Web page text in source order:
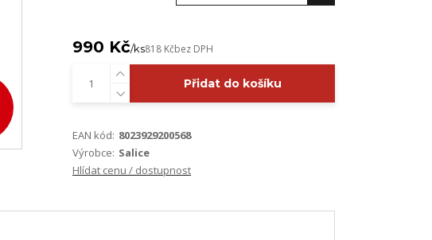
990 Kč/ks818 Kčbez DPH
Přidat do košíku
EAN kód: 8023929200568
Výrobce: Salice
Hlídat cenu / dostupnost